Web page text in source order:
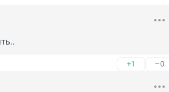
+1 –0